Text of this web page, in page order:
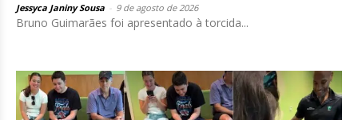
Jessyca Janiny Sousa 9 de agosto de 2026
Bruno Guimarães foi apresentado à torcida...